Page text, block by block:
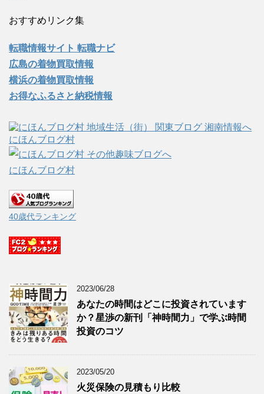
おすすめリンク集
転職情報サイト 転職ナビ
広島の着物買取情報
横浜の着物買取情報
お得なふるさと納税情報
にほんブログ村
にほんブログ村
40歳代ランキング
2023/06/28
あなたの時間はどこに投資されています
か？星渉の新刊「神時間力」で学ぶ時間
投資のコツ
2023/05/20
火災保険の見積もり比較